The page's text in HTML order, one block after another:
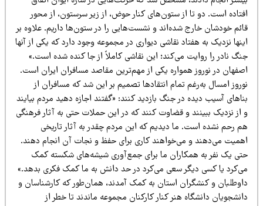
است. دو تا از ستون‌های کنار حوض، از زیر سرستون، از محور
خودشان خارج شده‌اند و نشست‌هایی را در ستون‌ها داریم. علاوه بر
نزدیک به هفتاد نقاشی دیواری در مجموعه وجود دارد که یکی از آنها
نادر را روایت می‌کند؛ این نقاشی کاملاً از جا کنده شده است.»
در نوروز همواره یکی از مهم‌ترین مقاصد مسافران ایران است.
امسال به‌رغم تمام انتقادها تصمیم بر این شد که مسافران از
آسیب دیده در جنگ بازدید کنند: «گفتند اجازه دهید مردم بیایند
از نزدیک ببینند و قضاوت کنند که در این حملات حتی به آثار فرهنگی
رحم نشده است. ما دیدیم که این مردم چقدر به آثار تاریخی
می‌دهند و می‌خواهند کاری برای حفظ و نجات آن انجام دهند.
یک نفر به همکاران ما برای جمع‌آوری شیشه‌های شکسته کمک
یا کسی دیگر سعی می‌کرد در حد دانش به ما کمک فکری بدهد.»
و کنشگران استان به کمک آمدند، همان‌طور که کارشناسان و
دانشگاه هنر کنار کارکنان مجموعه ماندند تا خطر از